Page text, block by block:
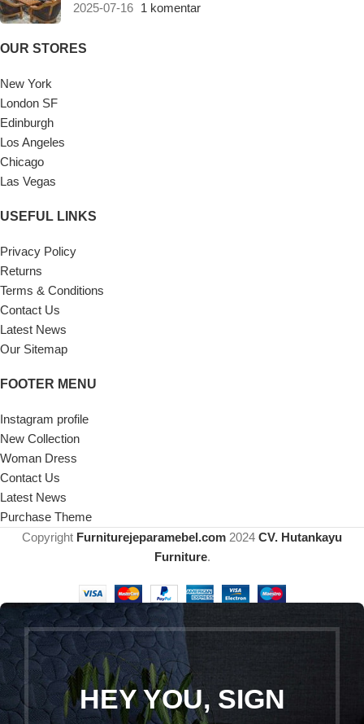
2025-07-16 1 komentar
OUR STORES
New York
London SF
Edinburgh
Los Angeles
Chicago
Las Vegas
USEFUL LINKS
Privacy Policy
Returns
Terms & Conditions
Contact Us
Latest News
Our Sitemap
FOOTER MENU
Instagram profile
New Collection
Woman Dress
Contact Us
Latest News
Purchase Theme
Copyright Furniturejeparamebel.com 2024 CV. Hutankayu
Furniture.
HEY YOU, SIGN